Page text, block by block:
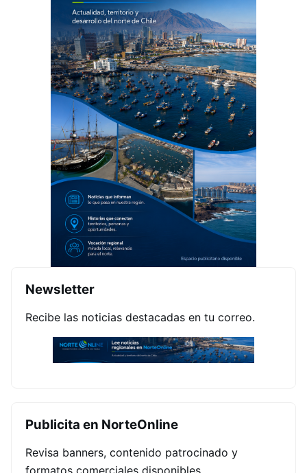
Newsletter
Recibe las noticias destacadas en tu correo.
Publicita en NorteOnline
Revisa banners, contenido patrocinado y